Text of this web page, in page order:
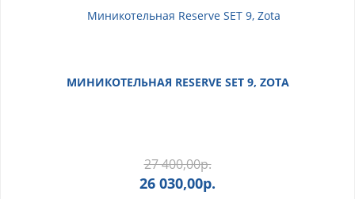
МИНИКОТЕЛЬНАЯ RESERVE SET 9, ZOTA
27 400,00р.
26 030,00р.